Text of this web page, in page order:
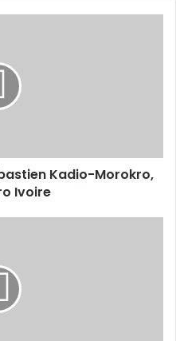
Kadio-Morokro,
Ivoire